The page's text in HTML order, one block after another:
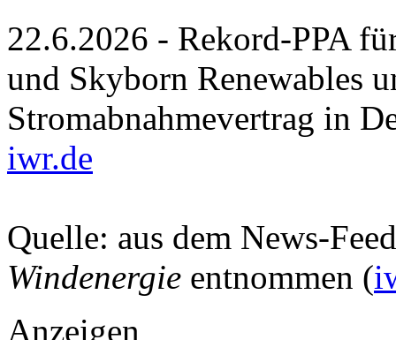
22.6.2026 - Rekord-PPA
und Skyborn Renewables
Stromabnahmevertrag in
iwr.de
Quelle: aus dem News-
Windenergie entnommen (
Anzeigen